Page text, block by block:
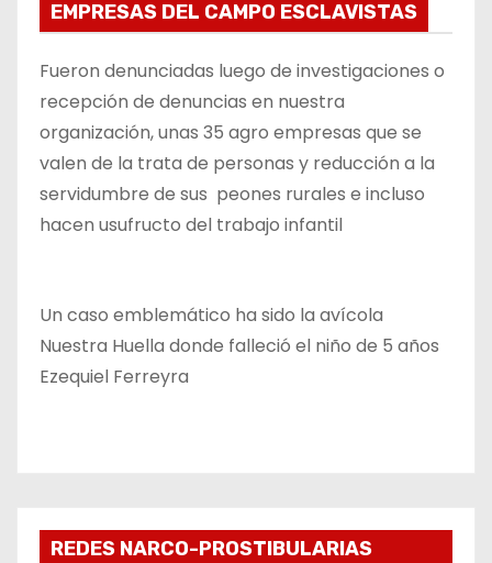
EMPRESAS DEL CAMPO ESCLAVISTAS
Fueron denunciadas luego de investigaciones o
recepción de denuncias en nuestra
organización, unas 35 agro empresas que se
valen de la trata de personas y reducción a la
servidumbre de sus peones rurales e incluso
hacen usufructo del trabajo infantil
Un caso emblemático ha sido la avícola
Nuestra Huella donde falleció el niño de 5 años
Ezequiel Ferreyra
REDES NARCO-PROSTIBULARIAS